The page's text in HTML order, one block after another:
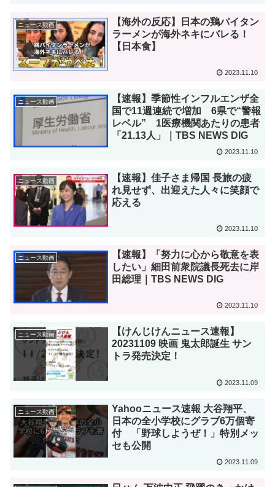
ニュース動画
【海外の反応】日本の鶏パイタン
ラーメンが海外ネキにバレる！
【日本食】
2023.11.10
ニュース動画
【速報】季節性インフルエンザ全
国で11週連続で増加 6県で“警報
レベル” 1医療機関あたりの患者
「21.13人」｜TBS NEWS DIG
2023.11.10
ニュース動画
【速報】佳子さま帰国 長旅の疲
れ見せず、出迎えた人々に笑顔で
応える
2023.11.10
ニュース動画
【速報】「努力に心から敬意を表
したい」細田前衆院議長死去に岸
田総理｜TBS NEWS DIG
2023.11.10
ニュース動画
【けんじけんニュース速報】
20231109 映画 鬼太郎誕生 サン
トラ発売決定！
2023.11.09
ニュース動画
Yahooニュース速報 大谷翔平、
日本の全小学校にグラブ6万個寄
付 「野球しようぜ！」特別メッ
セも公開
2023.11.09